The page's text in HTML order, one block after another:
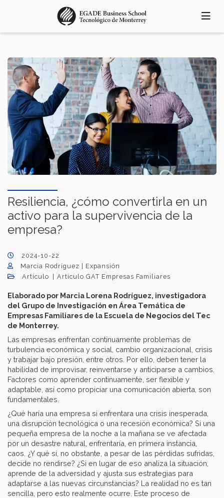
principal
Resiliencia, ¿cómo convertirla en un
activo para la supervivencia de la
empresa?
2024-10-22
Marcia Rodríguez | Expansión
Artículo
Artículo GAT Empresas Familiares
Elaborado por Marcia Lorena Rodríguez, investigadora
del Grupo de Investigación en Área Temática de
Empresas Familiares de la Escuela de Negocios del Tec
de Monterrey.
Las empresas enfrentan continuamente problemas de
turbulencia económica y social, cambio organizacional, crisis
y trabajar bajo presión, entre otros. Por ello, deben tener la
habilidad de improvisar, reinventarse y anticiparse a cambios.
Factores como aprender continuamente, ser flexible y
adaptable, así como propiciar una comunicación abierta, son
fundamentales.
¿Qué haría una empresa si enfrentara una crisis inesperada,
una disrupción tecnológica o una recesión económica? Si una
pequeña empresa de la noche a la mañana se ve afectada
por un desastre natural, enfrentaría, en primera instancia,
caos. ¿Y qué si, no obstante, a pesar de las pérdidas sufridas,
decide no rendirse? ¿Si en lugar de eso analiza la situación,
aprende de la adversidad y ajusta sus estrategias para
adaptarse a las nuevas circunstancias? La realidad no es tan
sencilla, pero esto realmente ocurre. Este proceso de